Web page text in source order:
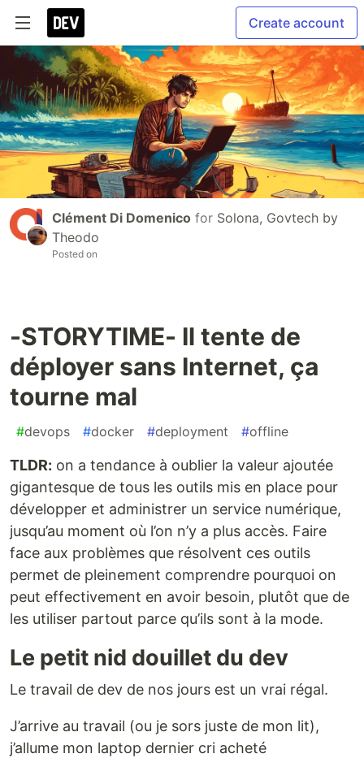
Create account
Clément Di Domenico for Solona, Govtech by
Theodo
Posted on
-STORYTIME- Il tente de
déployer sans Internet, ça
tourne mal
#devops #docker #deployment #offline
TLDR: on a tendance à oublier la valeur ajoutée
gigantesque de tous les outils mis en place pour
développer et administrer un service numérique,
jusqu’au moment où l’on n’y a plus accès. Faire
face aux problèmes que résolvent ces outils
permet de pleinement comprendre pourquoi on
peut effectivement en avoir besoin, plutôt que de
les utiliser partout parce qu’ils sont à la mode.
Le petit nid douillet du dev
Le travail de dev de nos jours est un vrai régal.
J’arrive au travail (ou je sors juste de mon lit),
j’allume mon laptop dernier cri acheté